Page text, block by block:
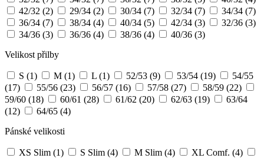
42/32 (2) 29/34 (2) 30/34 (7) 32/34 (7) 34/34 (7)
36/34 (7) 38/34 (4) 40/34 (5) 42/34 (3) 32/36 (3)
34/36 (3) 36/36 (4) 38/36 (4) 40/36 (3)
Velikost přilby
S (1) M (1) L (1) 52/53 (9) 53/54 (19)
54/55
(17)
55/56 (23) 56/57 (16) 57/58 (27) 58/59 (22)
59/60 (18) 60/61 (28) 61/62 (20) 62/63 (19)
63/64
(12)
64/65 (4)
Pánské velikosti
XS Slim (1) S Slim (4) M Slim (4) XL Comf. (4)